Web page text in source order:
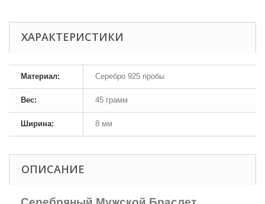
ХАРАКТЕРИСТИКИ
Материал: Серебро 925 пробы
Вес: 45 грамм
Ширина: 8 мм
ОПИСАНИЕ